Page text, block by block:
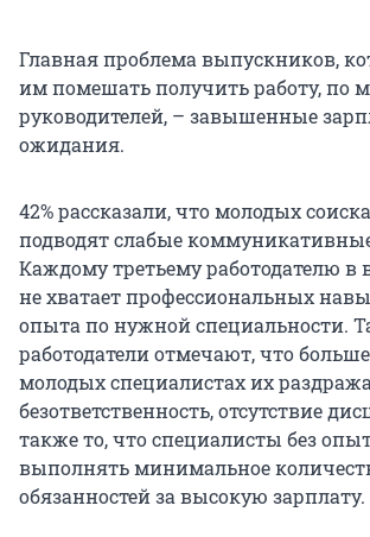
Главная проблема выпускников,
им помешать получить работу, по
руководителей, – завышенные
ожидания.
42% рассказали, что молодых
подводят слабые
Каждому третьему работодателю в
не хватает профессиональных
опыта по нужной специальности.
работодатели отмечают, что
молодых специалистах их
безответственность, отсутствие
также то, что специалисты без
выполнять минимальное
обязанностей за высокую зарплату.